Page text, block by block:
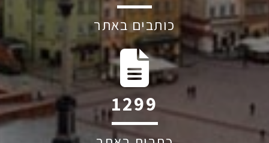
כותבים באתר
1830